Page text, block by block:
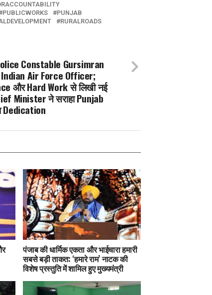
PUBLICWORKS
PUNJAB
RURALROADS
Constable Gursimran
Air Force Officer;
और Hard Work से लिखी नई
Minister ने सराहा Punjab
Dedication
पंजाब की धार्मिक एकता और भाईचारा हमारी
सबसे बड़ी ताकत: ‘हमारे राम’ नाटक की
विशेष प्रस्तुति में शामिल हुए मुख्यमंत्री